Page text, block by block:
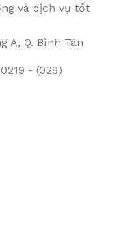
và dịch vụ tốt
A, Q. Bình Tân
- (028)